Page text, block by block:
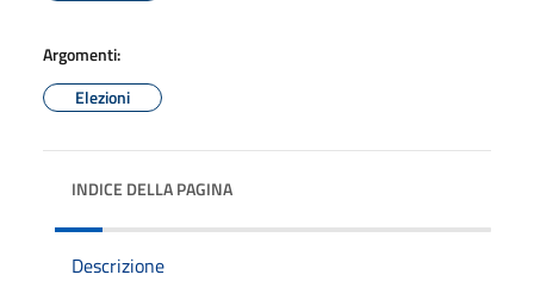
Argomenti:
Elezioni
INDICE DELLA PAGINA
Descrizione